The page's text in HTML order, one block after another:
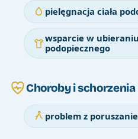
pielęgnacja ciała
wsparcie w
podopiecznego
Choroby i
problem z